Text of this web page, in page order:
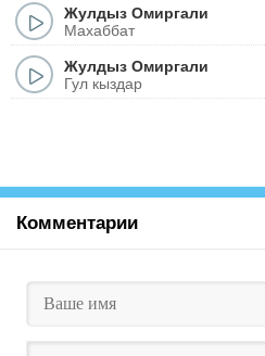
Жулдыз Омиргали
Махаббат
Жулдыз Омиргали
Гул кыздар
Комментарии